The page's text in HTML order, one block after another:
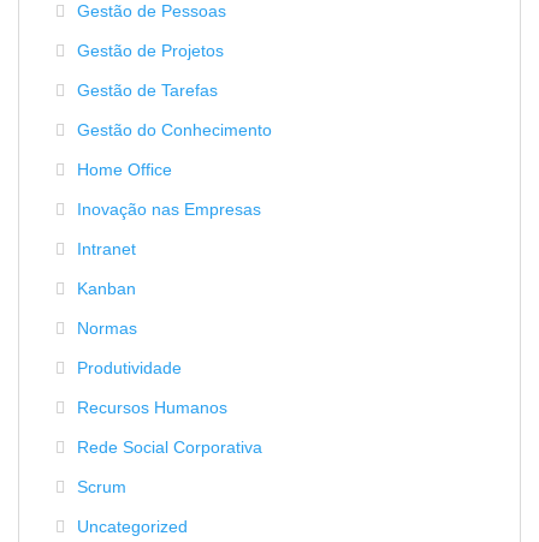
Gestão de Pessoas
Gestão de Projetos
Gestão de Tarefas
Gestão do Conhecimento
Home Office
Inovação nas Empresas
Intranet
Kanban
Normas
Produtividade
Recursos Humanos
Rede Social Corporativa
Scrum
Uncategorized